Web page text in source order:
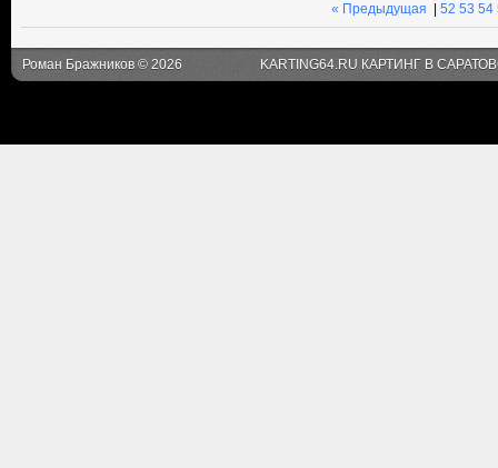
« Предыдущая 52 53 54
Роман Бражников © 2026 KARTING64.RU КАРТИНГ В